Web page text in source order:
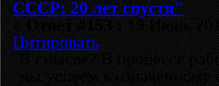
СССР: 20 лет спустя"
«Ответ #153 :19 Июнь
Цитировать
В смысле? В процессе
мы успеем к означенному